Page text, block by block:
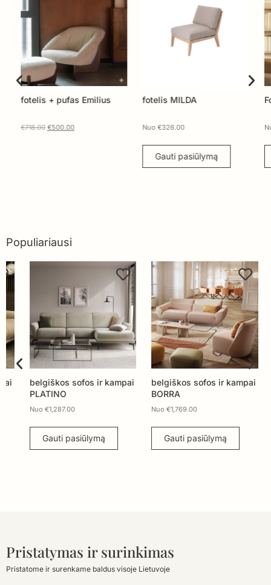
fotelis + pufas Emilius
718.00 €500.00
fotelis MILDA
Nuo €326.00
Gauti pasiūlymą
Nuo
Populiariausi
belgiškos sofos ir kampai
PLATINO
1,287.00
Gauti pasiūlymą
belgiškos sofos ir kampai
BORRA
1,769.00
Gauti pasiūlymą
Pristatymas ir surinkimas
Pristatome ir surenkame baldus visoje Lietuvoje